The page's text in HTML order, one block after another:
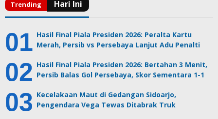
Hasil Final Piala Presiden 2026: Peralta Kartu
Merah, Persib vs Persebaya Lanjut Adu Penalti
Hasil Final Piala Presiden 2026: Bertahan 3 Menit,
Persib Balas Gol Persebaya, Skor Sementara 1-1
Kecelakaan Maut di Gedangan Sidoarjo,
Pengendara Vega Tewas Ditabrak Truk